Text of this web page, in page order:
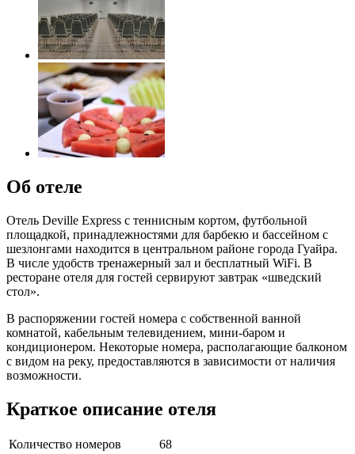
Об отеле
Отель Deville Express с теннисным кортом, футбольной
площадкой, принадлежностями для барбекю и бассейном с
шезлонгами находится в центральном районе города Гуайра.
В числе удобств тренажерный зал и бесплатный WiFi. В
ресторане отеля для гостей сервируют завтрак «шведский
стол».
В распоряжении гостей номера с собственной ванной
комнатой, кабельным телевидением, мини-баром и
кондиционером. Некоторые номера, располагающие балконом
с видом на реку, предоставляются в зависимости от наличия
возможности.
Краткое описание отеля
Количество номеров
68